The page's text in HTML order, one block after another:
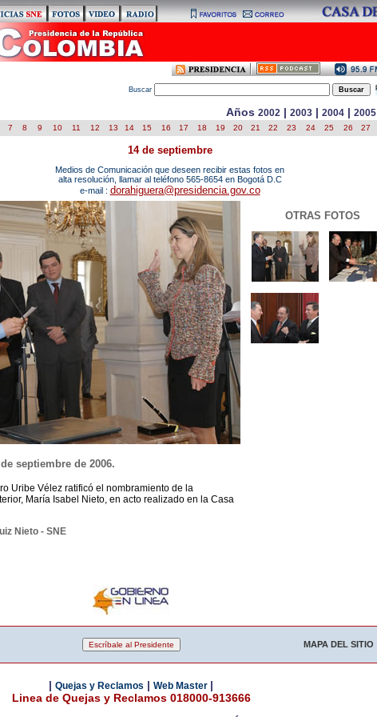
Buscar
Años 2002 | 2003 | 2004 | 2005
7 8 9 10 11 12 13 14 15 16 17 18 19 20 21 22 23 24 25 26 27
14 de septiembre
Medios de Comunicación que deseen recibir estas fotos en
alta resolución, llamar al teléfono 565-8654en Bogotá D.C
e-mail : dorahiguera@presidencia.gov.co
septiembre de 2006.
Uribe Vélez ratificó el nombramiento de la
María Isabel Nieto, en acto realizado en la Casa
Nieto - SNE
OTRAS FOTOS
MAPA DEL SITIO
| Quejas y Reclamos | Web Master |
Linea de Quejas y Reclamos 018000-913666